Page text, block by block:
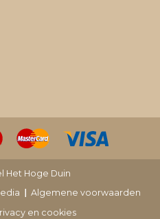
Het Hoge Duin
Algemene voorwaarden
en cookies